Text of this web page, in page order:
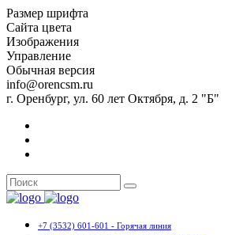
Размер шрифта
Сайта цвета
Изображения
Управление
Обычная версия
info@orencsm.ru
г. Оренбург, ул. 60 лет Октября, д. 2 "Б"
+7 (3532) 601-601 - Горячая линия